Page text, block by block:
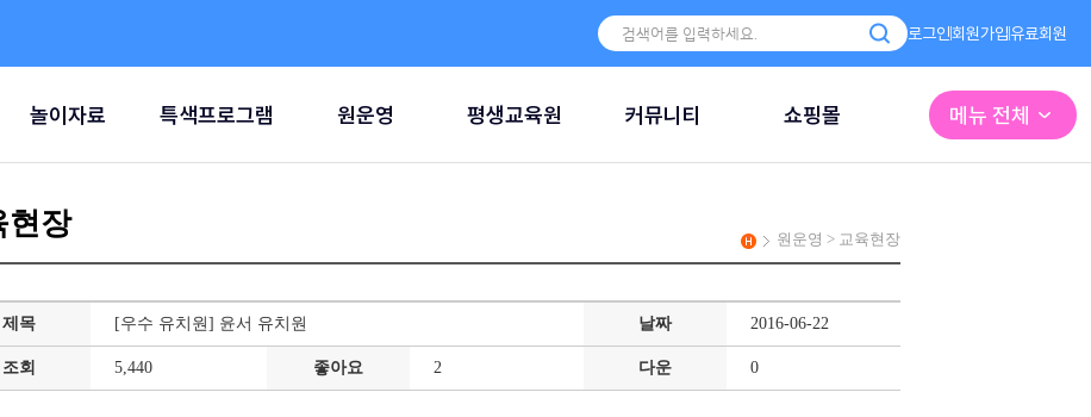
로그인회원가입유료회원
놀이자료 특색프로그램 원운영 평생교육원 커뮤니티 쇼핑몰 메뉴 전체
현장 원운영 > 교육현장
제목 [우수 유치원] 윤서 유치원 날짜 2016-06-22
조회 5,440 좋아요 2 다운 0